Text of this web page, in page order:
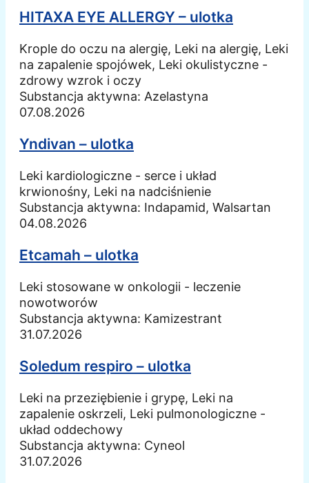
HITAXA EYE ALLERGY – ulotka
Krople do oczu na alergię, Leki na alergię, Leki
na zapalenie spojówek, Leki okulistyczne -
zdrowy wzrok i oczy
Substancja aktywna: Azelastyna
07.08.2026
Yndivan – ulotka
Leki kardiologiczne - serce i układ
krwionośny, Leki na nadciśnienie
Substancja aktywna: Indapamid, Walsartan
04.08.2026
Etcamah – ulotka
Leki stosowane w onkologii - leczenie
nowotworów
Substancja aktywna: Kamizestrant
31.07.2026
Soledum respiro – ulotka
Leki na przeziębienie i grypę, Leki na
zapalenie oskrzeli, Leki pulmonologiczne -
układ oddechowy
Substancja aktywna: Cyneol
31.07.2026